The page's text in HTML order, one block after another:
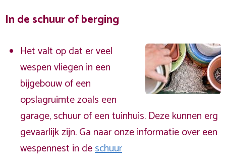
In de schuur of berging
Het valt op dat er veel
wespen vliegen in een
bijgebouw of een
opslagruimte zoals een
garage, schuur of een tuinhuis. Deze kunnen erg
gevaarlijk zijn. Ga naar onze informatie over een
wespennest in deschuur